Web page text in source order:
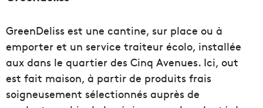
GreenDeliss est une cantine, sur place ou à
emporter et un service traiteur écolo, installée
aux dans le quartier des Cinq Avenues. Ici, out
est fait maison, à partir de produits frais
soigneusement sélectionnés auprès de